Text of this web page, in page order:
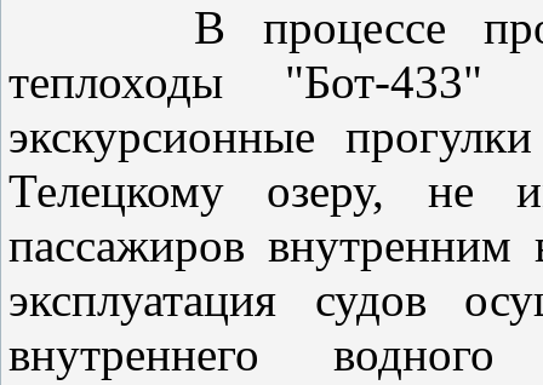
В процессе
теплоходы "Бот-433"
экскурсионные
Телецкому озеру, не
пассажиров
эксплуатация судов
внутреннего